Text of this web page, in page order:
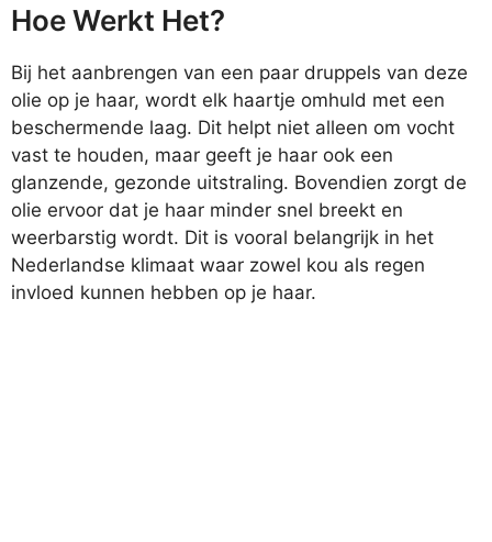
Hoe Werkt Het?
Bij het aanbrengen van een paar druppels van deze
olie op je haar, wordt elk haartje omhuld met een
beschermende laag. Dit helpt niet alleen om vocht
vast te houden, maar geeft je haar ook een
glanzende, gezonde uitstraling. Bovendien zorgt de
olie ervoor dat je haar minder snel breekt en
weerbarstig wordt. Dit is vooral belangrijk in het
Nederlandse klimaat waar zowel kou als regen
invloed kunnen hebben op je haar.